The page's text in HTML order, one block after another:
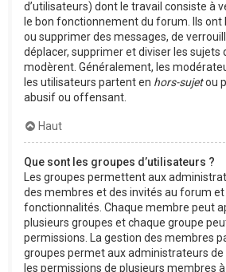
d’utilisateurs) dont le travail consiste à
le bon fonctionnement du forum. Ils
ou supprimer des messages, de
déplacer, supprimer et diviser les sujets
modèrent. Généralement, les
les utilisateurs partent en hors-sujetou
abusif ou offensant.
Haut
Que sont les groupes d’utilisateurs ?
Les groupes permettent aux
des membres et des invités au forum et
fonctionnalités. Chaque membre peut
plusieurs groupes et chaque groupe
permissions. La gestion des membres
groupes permet aux administrateurs
les permissions de plusieurs membres